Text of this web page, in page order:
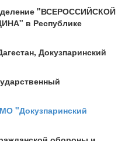
"ВСЕРОССИЙСКОЙ
в Республике
Докузпаринский
"Докузпаринский